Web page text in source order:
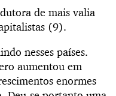
de mais valia
(9).
nesses países.
aumentou em
enormes